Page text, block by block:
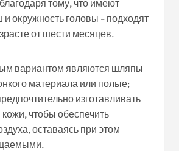
тому, что имеют
и окружность головы - подходят
от шести месяцев.
вариантом являются шляпы
материала или полые;
изготавливать
чтобы обеспечить
оставаясь при этом